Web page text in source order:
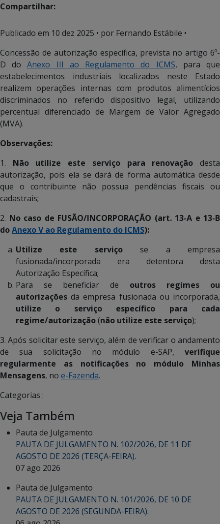
Compartilhar:
Publicado em 10 dez 2025 • por Fernando Estábile •
Concessão de autorização específica, prevista no artigo 6º-
D doAnexo III ao Regulamento do ICMS, para que
estabelecimentos industriais localizados neste Estado
realizem operações internas com produtos alimentícios
discriminados no referido dispositivo legal, utilizando
percentual diferenciado de Margem de Valor Agregado
(MVA).
Observações:
1. Não utilize este serviço para renovaçãodesta
autorização, pois ela se dará de forma automática desde
que o contribuinte não possua pendências fiscais ou
cadastrais;
2. No caso de FUSÃO/INCORPORAÇÃO (art. 13-A e 13-B
doAnexo V ao Regulamento do ICMS):
Utilize este serviçose a empresa
fusionada/incorporada era detentora desta
Autorização Específica;
Para se beneficiar de outros regimes ou
autorizações da empresa fusionada ou incorporada,
utilize o serviço específico para cada
regime/autorização(não utilize este serviço);
3. Após solicitar este serviço, além de verificar o andamento
de sua solicitação no módulo e-SAP, verifique
regularmente as notificações no módulo
Minhas
Mensagens, no e-Fazenda.
Categorias :
Veja Também
Pauta de Julgamento
PAUTA DE JULGAMENTO N. 102/2026, DE 11 DE
AGOSTO DE 2026 (TERÇA-FEIRA).
07 ago 2026
Pauta de Julgamento
PAUTA DE JULGAMENTO N. 101/2026, DE 10 DE
AGOSTO DE 2026 (SEGUNDA-FEIRA).